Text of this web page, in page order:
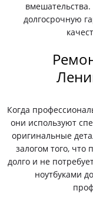
долгосрочную
Когда
они используют
оригинальные
залогом того, что
долго и не
ноутбуками